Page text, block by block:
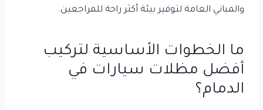
والمباني العامة لتوفير بيئة أكثر راحة للمراجعين.
ما الخطوات الأساسية لتركيب
أفضل مظلات سيارات في
الدمام؟